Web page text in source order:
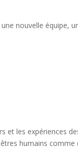
nouvelle équipe,
les expériences
humains